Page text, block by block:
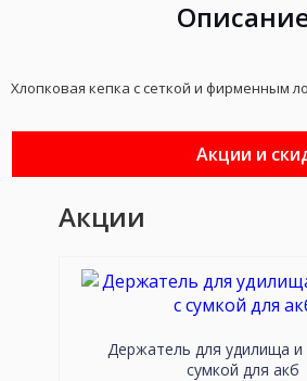
Акции и
Акции
Держатель для удилища и
сумкой для акб
Хлопковая кепка с сеткой и фирменным